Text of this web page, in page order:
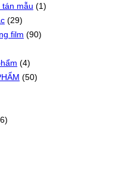
tán mẫu (1)
(29)
film (90)
(4)
(50)